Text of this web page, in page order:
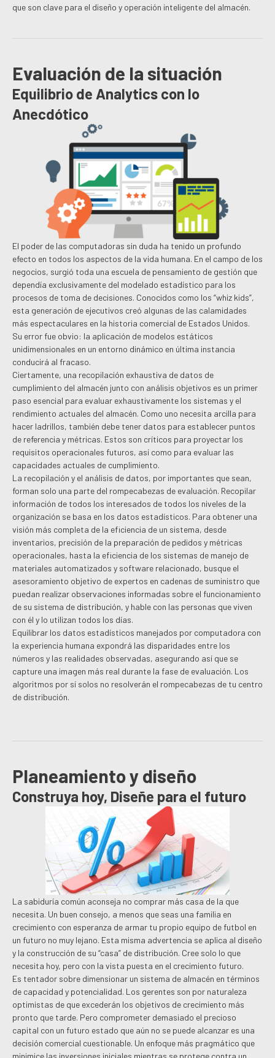
que son clave para el diseño y operación inteligente del almacén.
Evaluación de la situación
Equilibrio de Analytics con lo
Anecdótico
El poder de las computadoras sin duda ha tenido un profundo
efecto en todos los aspectos de la vida humana. En el campo de los
negocios, surgió toda una escuela de pensamiento de gestión que
dependía exclusivamente del modelado estadístico para los
procesos de toma de decisiones. Conocidos como los “whiz kids”,
esta generación de ejecutivos creó algunas de las calamidades
más espectaculares en la historia comercial de Estados Unidos.
Su error fue obvio: la aplicación de modelos estáticos
unidimensionales en un entorno dinámico en última instancia
conducirá al fracaso.
Ciertamente, una recopilación exhaustiva de datos de
cumplimiento del almacén junto con análisis objetivos es un primer
paso esencial para evaluar exhaustivamente los sistemas y el
rendimiento actuales del almacén. Como uno necesita arcilla para
hacer ladrillos, también debe tener datos para establecer puntos
de referencia y métricas. Estos son críticos para proyectar los
requisitos operacionales futuros, así como para evaluar las
capacidades actuales de cumplimiento.
La recopilación y el análisis de datos, por importantes que sean,
forman solo una parte del rompecabezas de evaluación. Recopilar
información de todos los interesados ​​de todos los niveles de la
organización se basa en los datos estadísticos. Para obtener una
visión más completa de la eficiencia de un sistema, desde
inventarios, precisión de la preparación de pedidos y métricas
operacionales, hasta la eficiencia de los sistemas de manejo de
materiales automatizados y software relacionado, busque el
asesoramiento objetivo de expertos en cadenas de suministro que
puedan realizar observaciones informadas sobre el funcionamiento
de su sistema de distribución, y ​​hable con las personas que viven
con él y lo utilizan todos los días.
Equilibrar los datos estadísticos manejados por computadora con
la experiencia humana expondrá las disparidades entre los
números y las realidades observadas, asegurando así que se
capture una imagen más real durante la fase de evaluación. Los
algoritmos por sí solos no resolverán el rompecabezas de tu centro
de distribución.
Planeamiento y diseño
Construya hoy, Diseñe para el futuro
La sabiduría común aconseja no comprar más casa de la que
necesita. Un buen consejo, a menos que seas una familia en
crecimiento con esperanza de armar tu propio equipo de futbol en
un futuro no muy lejano. Esta misma advertencia se aplica al diseño
y la construcción de su “casa” de distribución. Cree solo lo que
necesita hoy, pero con la vista puesta en el crecimiento futuro.
Es tentador sobre dimensionar un sistema de almacén en términos
de capacidad y potencialidad. Los gerentes son por naturaleza
optimistas de que excederán los objetivos de crecimiento más
pronto que tarde. Pero comprometer demasiado el precioso
capital con un futuro estado que aún no se puede alcanzar es una
decisión comercial cuestionable. Un enfoque más pragmático que
minimice las inversiones iniciales mientras se protege contra un